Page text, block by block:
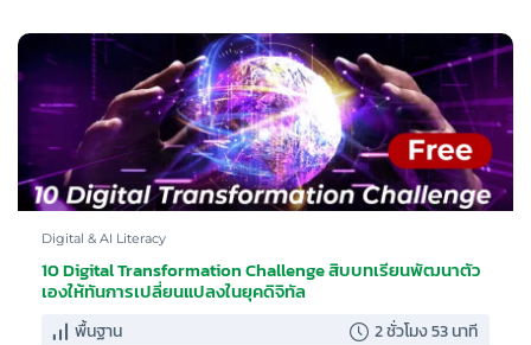
Digital & AI Literacy
10 Digital Transformation Challenge สิบบทเรียนพัฒนาตัว
เองให้ทันการเปลี่ยนแปลงในยุคดิจิทัล
พื้นฐาน 2 ชั่วโมง 53 นาที